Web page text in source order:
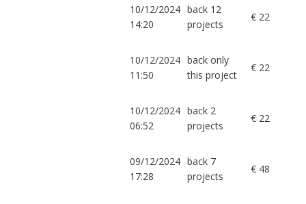
10/12/2024
14:20
back 12
projects
€ 22
10/12/2024
11:50
back only
this project
€ 22
10/12/2024
06:52
back 2
projects
€ 22
09/12/2024
17:28
back 7
projects
€ 48